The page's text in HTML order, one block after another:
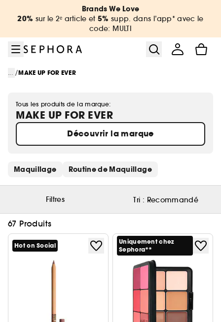
Aller au contenu principal
Aller au pied de pageBrands We Love
20% sur le 2ᵉ article et 5% supp. dans l’app* avec le
code: MULTI
... /MAKE UP FOR EVER
Tous les produits de la marque:
MAKE UP FOR EVER
Découvrir la marque
Ignorer les liens rapides
Maquillage Routine de Maquillage
Filtres Tri : Recommandé
67 Produits
Hot on Social
Uniquement chez
Sephora**